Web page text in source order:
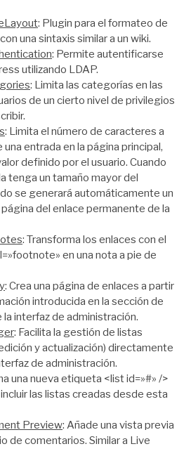
: Plugin para el formateo de
una sintaxis similar a un wiki.
: Permite autentificarse
utilizando LDAP.
: Limita las categorías en las
de un cierto nivel de privilegios
: Limita el número de caracteres a
entrada en la página principal,
definido por el usuario. Cuando
tenga un tamaño mayor del
se generará automáticamente un
página del enlace permanente de la
: Transforma los enlaces con el
en una nota a pie de
: Crea una página de enlaces a partir
introducida en la sección de
la interfaz de administración.
: Facilita la gestión de listas
y actualización) directamente
de administración.
una nueva etiqueta <list id=»#» />
las listas creadas desde esta
Preview: Añade una vista previa
de comentarios. Similar a Live